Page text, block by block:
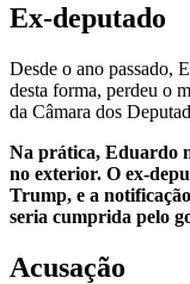
Ex-deputado
Desde o ano passado,
desta forma, perdeu o
da Câmara dos
Na prática, Eduardo
no exterior. O ex-
Trump, e a
seria cumprida pelo
Acusação